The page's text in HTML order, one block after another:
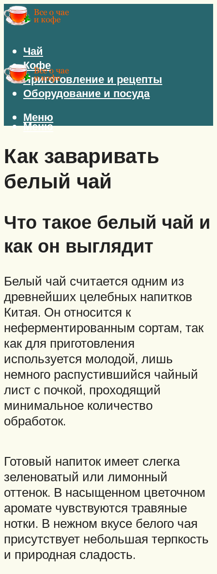
Чай
Кофе
Приготовление и рецепты
Оборудование и посуда
Меню
Меню
Как заваривать
белый чай
Что такое белый чай и
как он выглядит
Белый чай считается одним из
древнейших целебных напитков
Китая. Он относится к
неферментированным сортам, так
как для приготовления
используется молодой, лишь
немного распустившийся чайный
лист с почкой, проходящий
минимальное количество
обработок.
Готовый напиток имеет слегка
зеленоватый или лимонный
оттенок. В насыщенном цветочном
аромате чувствуются травяные
нотки. В нежном вкусе белого чая
присутствует небольшая терпкость
и природная сладость.